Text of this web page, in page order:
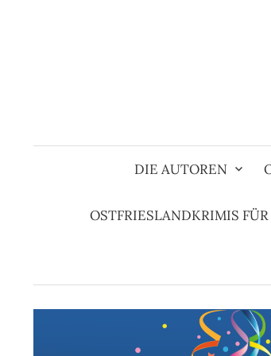
DIE AUTOREN
OSTFRIESLANDKRIMIS